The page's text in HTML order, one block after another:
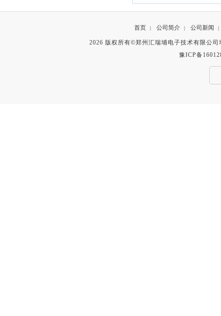
首页 | 公司简介 | 公司新闻 |
2026 版权所有©郑州汇瑞埔电子技术有限公
豫ICP备